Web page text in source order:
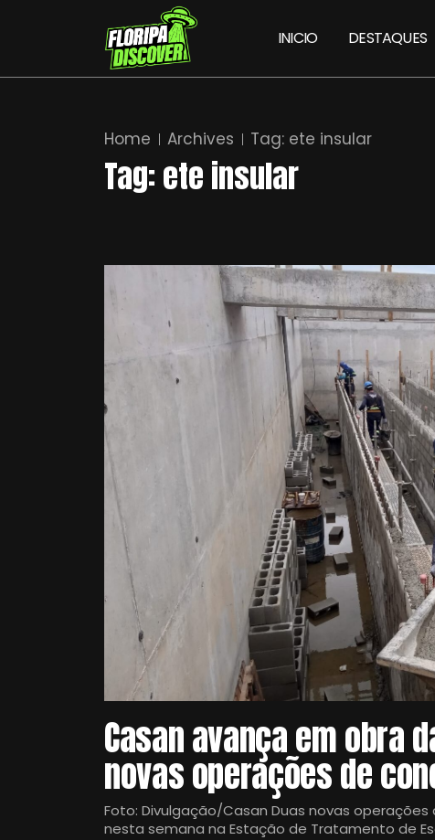
INICIO DESTAQUES
Home Archives Tag: ete insular
Tag:ete insular
Casan avança em obra
novas operações de
Foto: Divulgação/Casan Duas novas
nesta semana na Estação de Tratamento de